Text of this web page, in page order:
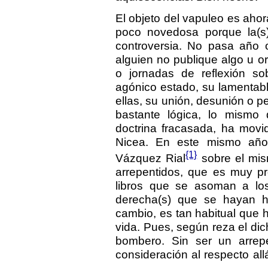
El objeto del vapuleo es
poco novedosa porque
controversia. No pasa
alguien no publique algo u
o jornadas de reflexión
agónico estado, su
ellas, su unión, desunión o
bastante lógica, lo
doctrina fracasada, ha
Nicea. En este mismo
Vázquez Rial{1}sobre el
arrepentidos, que es muy
libros que se asoman a
derecha(s) que se hayan
cambio, es tan habitual que
vida. Pues, según reza el
bombero. Sin ser un
consideración al respecto